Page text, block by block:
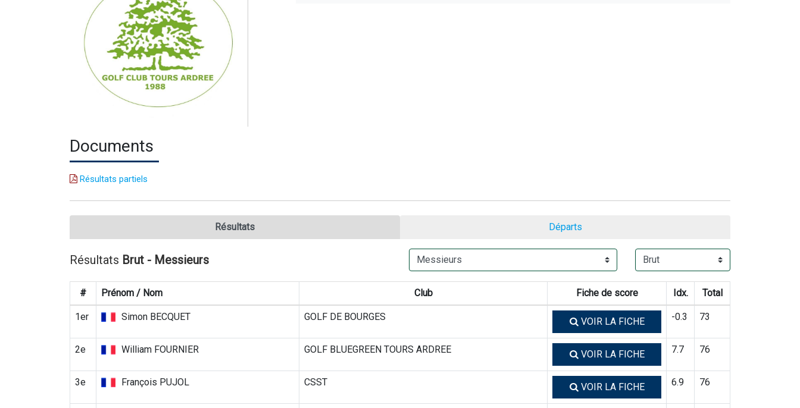
Documents
Résultats partiels
Résultats Départs
Résultats Brut - Messieurs
# Prénom / Nom Club Fiche de score Idx. Total
1er Simon BECQUET GOLF DE BOURGES VOIR LA FICHE -0.3 73
2e William FOURNIER GOLF BLUEGREEN TOURS ARDREE VOIR LA FICHE 7.7 76
3e François PUJOL CSST VOIR LA FICHE 6.9 76